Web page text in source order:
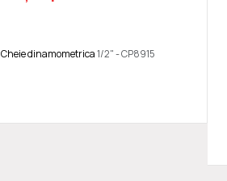
Cheie dinamometrica1/2" - CP8915